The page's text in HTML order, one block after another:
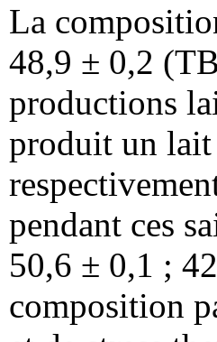
La
48,9 ± 0,2
productions
produit un lait
pendant ces
50,6 ± 0,1 ;
composition